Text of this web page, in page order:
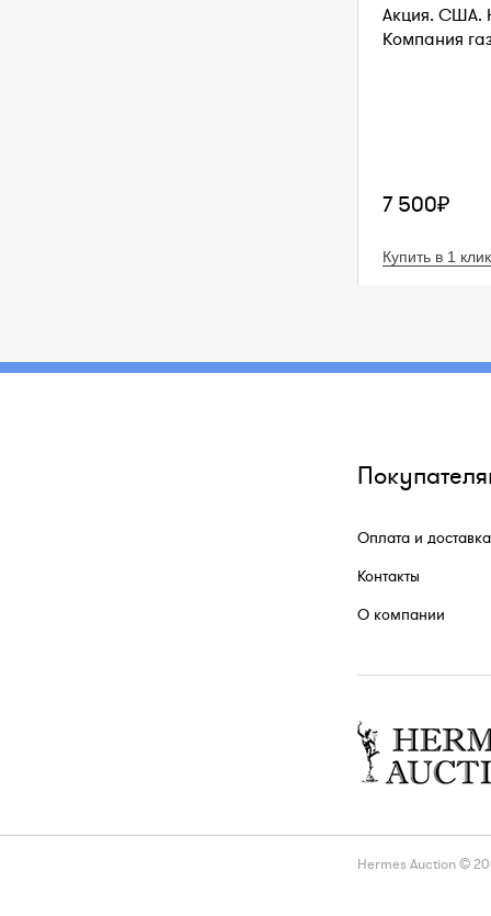
Акция. США.
Компания
7 500₽
Купить в 1 клик
Оплата и доставка
Контакты
О компании
Hermes Auction ©